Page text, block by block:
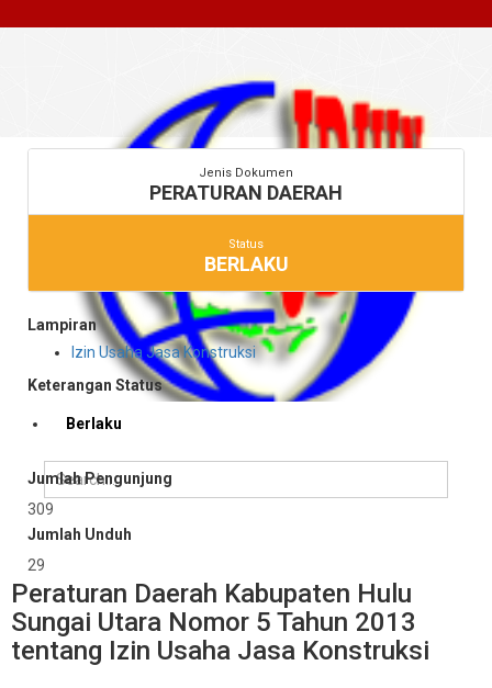
Jenis Dokumen
PERATURAN DAERAH
Status
BERLAKU
Lampiran
Izin Usaha Jasa Konstruksi
Keterangan Status
Berlaku
Jumlah Pengunjung
309
Jumlah Unduh
29
Peraturan Daerah Kabupaten Hulu
Sungai Utara Nomor 5 Tahun 2013
tentang Izin Usaha Jasa Konstruksi